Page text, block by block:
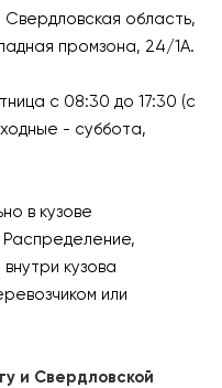
область,
промзона, 24/1А.
с 08:30 до 17:30 (с
- суббота,
в кузове
кузова
или
и Свердловской